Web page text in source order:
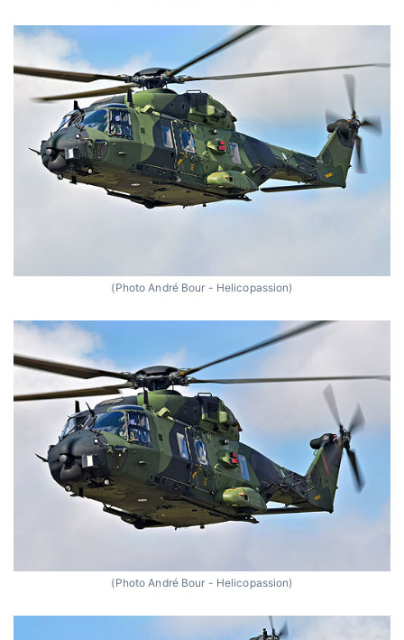
(Photo André Bour - Helicopassion)
(Photo André Bour - Helicopassion)